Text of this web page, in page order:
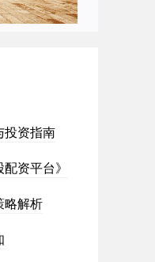
投资指南
资平台》
略解析